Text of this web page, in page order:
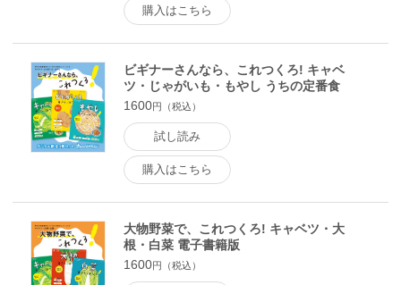
ろ！」はごはん作りの救世主！ ●キャベツお買い物メモ 今
インおかず／味わいいろいろ ロールキャベツコレクション／
便利なちょい作り置き キャベツストックのススメ／とことん
使える！ キャベツのサブおかず ほか ※定価、ページ表記
は紙版のものです。一部記事 写真付録は電子版に掲載しない
場合があります。
購入はこちら
ビギナーさんなら、これつくろ! キャベ
ツ・じゃがいも・もやし うちの定番食
材レシピ「3つまとめて!」シリーズ3 電
1600円（税込）
試し読み
購入はこちら
大物野菜で、これつくろ! キャベツ・大
根・白菜 電子書籍版
1600円（税込）